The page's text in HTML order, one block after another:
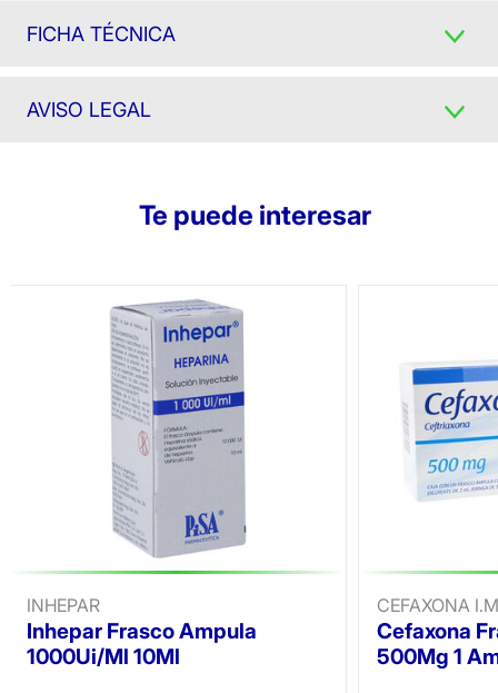
FICHA TÉCNICA
AVISO LEGAL
Te puede interesar
INHEPAR
Inhepar Frasco Ampula
1000Ui/Ml 10Ml
CEFAXONA
Cefaxona
500Mg 1